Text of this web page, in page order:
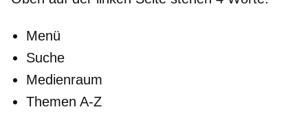
Menü
Suche
Medienraum
Themen A-Z